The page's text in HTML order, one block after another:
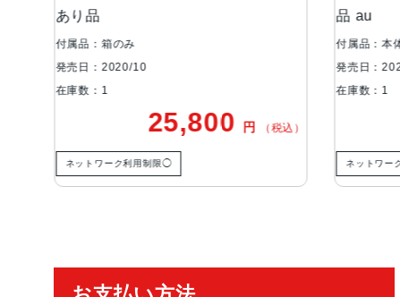
付属品：本体のみ
発売日：2020/10
22,500
ネットワーク利用制限◯